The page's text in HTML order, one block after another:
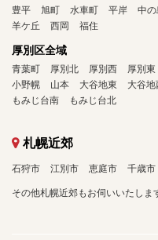
豊平 旭町 水車町 平岸 中の
羊ケ丘
西岡 福住
厚別区全域
青葉町 厚別北 厚別西 厚別東
小野幌
山本 大谷地東 大谷地
もみじ台南
もみじ台北
札幌近郊
石狩市 江別市 恵庭市 千歳市
その他札幌近郊もお伺いいたしま